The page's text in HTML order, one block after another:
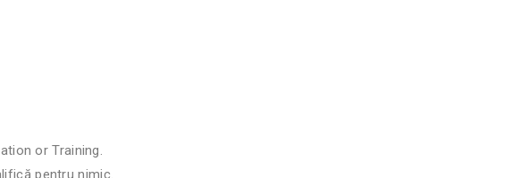
or Training.
pentru nimic.